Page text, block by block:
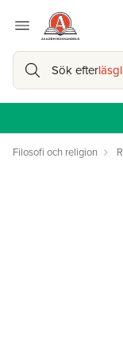
Sök efter
Filosofi och religion